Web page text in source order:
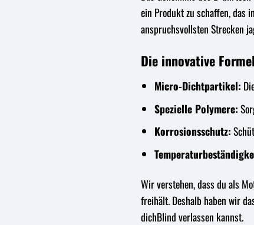
ein Produkt zu schaffen, das
anspruchsvollsten Strecken
Die innovative
Micro-Dichtpartikel:
Spezielle Polymere:
Korrosionsschutz:
Wir verstehen, dass du als
freihält. Deshalb haben wir
dichBlind verlassen kannst.